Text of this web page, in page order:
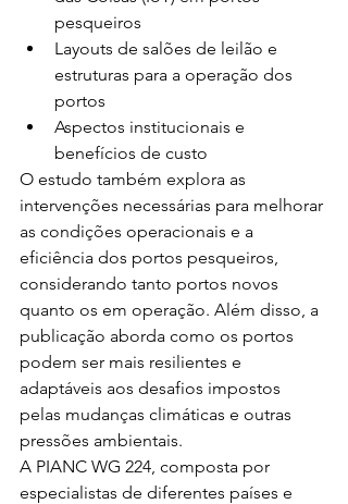
pesqueiros
Layouts de salões de leilão e
estruturas para a operação dos
portos
Aspectos institucionais e
benefícios de custo
O estudo também explora as
intervenções necessárias para melhorar
as condições operacionais e a
eficiência dos portos pesqueiros,
considerando tanto portos novos
quanto os em operação. Além disso, a
publicação aborda como os portos
podem ser mais resilientes e
adaptáveis aos desafios impostos
pelas mudanças climáticas e outras
pressões ambientais.
A PIANC WG 224, composta por
especialistas de diferentes países e